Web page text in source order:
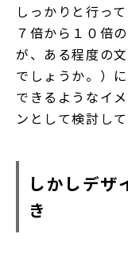
しっかりと行っ
７倍から１０倍
が、ある程度の
でしょうか。）
できるようなイ
ンとして検討し
しかしデザ
き